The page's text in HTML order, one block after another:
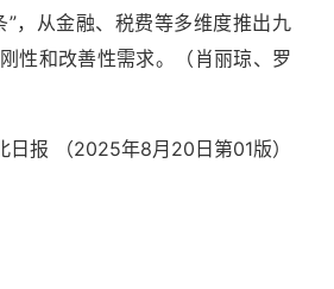
”，从金融、税费等多维度推出九
性和改善性需求。（肖丽琼、罗
日报 （2025年8月20日第01版）